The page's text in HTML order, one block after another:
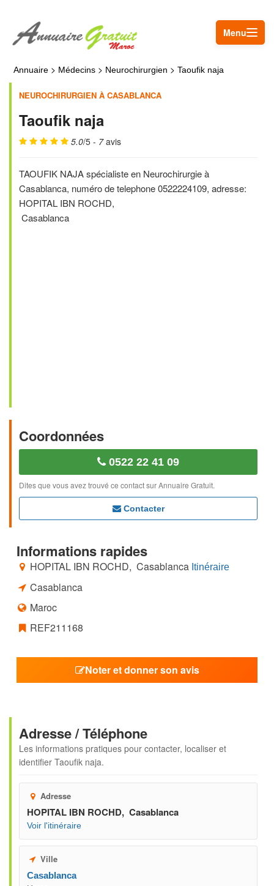
Menu
Annuaire > Médecins > Neurochirurgien > Taoufik naja
NEUROCHIRURGIEN À CASABLANCA
Taoufik naja
5.0/5 - 7avis
TAOUFIK NAJA spécialiste en Neurochirurgie à
Casablanca, numéro de telephone 0522224109, adresse:
HOPITAL IBN ROCHD,
Casablanca
Coordonnées
0522 22 41 09
Dites que vous avez trouvé ce contact sur Annuaire Gratuit.
Contacter
Informations rapides
HOPITAL IBN ROCHD, Casablanca Itinéraire
Casablanca
Maroc
REF211168
Noter et donner son avis
Adresse / Téléphone
Les informations pratiques pour contacter, localiser et
identifier Taoufik naja.
Adresse
HOPITAL IBN ROCHD, Casablanca
Voir l'itinéraire
Ville
Casablanca